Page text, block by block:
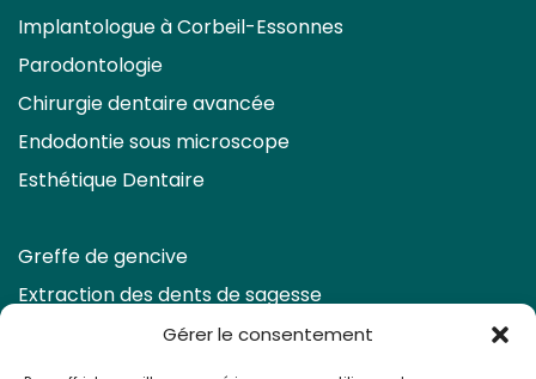
Gérer le consentement
Implantologue à Corbeil-Essonnes
Parodontologie
Chirurgie dentaire avancée
Endodontie sous microscope
Esthétique Dentaire
Greffe de gencive
Extraction des dents de sagesse
Eclaircissement & Facettes
Retraitement endodontique